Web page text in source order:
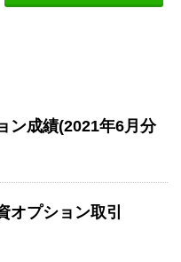
ン成績(2021年6月分
オプション取引